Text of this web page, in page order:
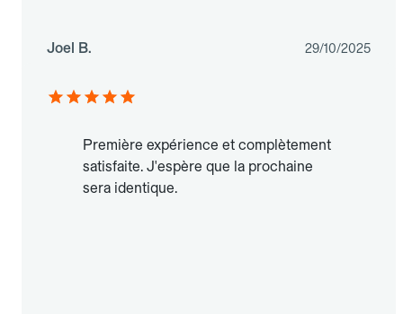
Joel B. 29/10/2025
Première expérience et complètement
satisfaite. J'espère que la prochaine
sera identique.